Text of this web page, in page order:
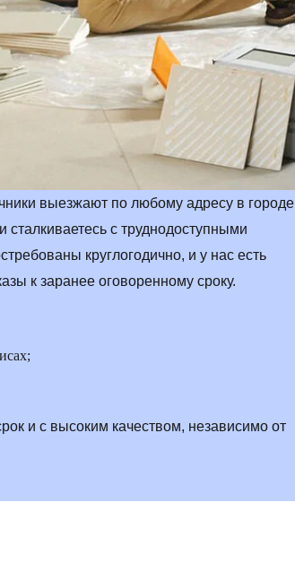
выезжают по любому адресу в городе
с труднодоступными
круглогодично, и у нас есть
к заранее оговоренному сроку.
и с высоким качеством, независимо от